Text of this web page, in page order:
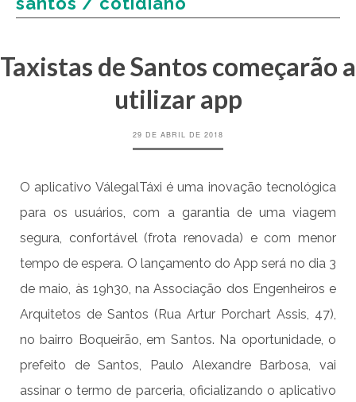
Taxistas de Santos começarão a
utilizar app
29 DE ABRIL DE 2018
O aplicativo VálegalTáxi é uma inovação tecnológica
para os usuários, com a garantia de uma viagem
segura, confortável (frota renovada) e com menor
tempo de espera. O lançamento do App será no dia 3
de maio, às 19h30, na Associação dos Engenheiros e
Arquitetos de Santos (Rua Artur Porchart Assis, 47),
no bairro Boqueirão, em Santos. Na oportunidade, o
prefeito de Santos, Paulo Alexandre Barbosa, vai
assinar o termo de parceria, oficializando o aplicativo